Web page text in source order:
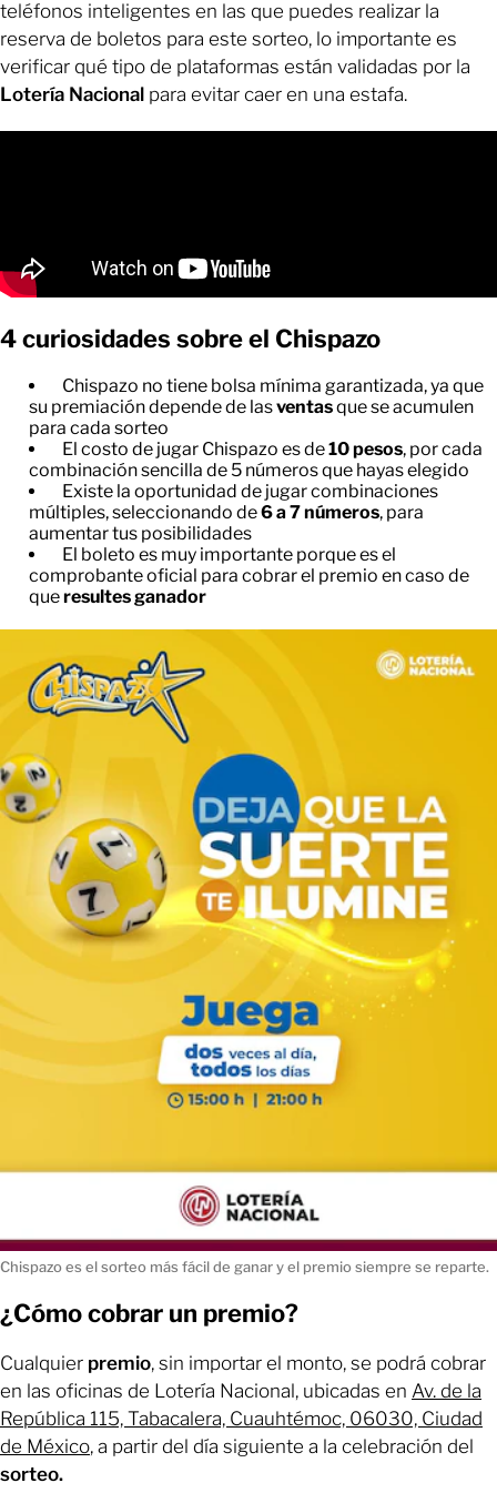
teléfonos inteligentes en las que puedes realizar la
reserva de boletos para este sorteo, lo importante es
verificar qué tipo de plataformas están validadas por la
Lotería Nacional para evitar caer en una estafa.
4 curiosidades sobre el Chispazo
Chispazo no tiene bolsa mínima garantizada, ya que
su premiación depende de lasventasque se acumulen
para cada sorteo
El costo de jugar Chispazo es de10 pesos, por cada
combinación sencilla de 5 números que hayas elegido
Existe la oportunidad de jugar combinaciones
múltiples, seleccionando de6 a 7 números, para
aumentar tus posibilidades
El boleto es muy importante porque es el
comprobante oficial para cobrar el premio en caso de
queresultes ganador
Chispazo es el sorteo más fácil de ganar y el premio siempre se reparte.
¿Cómo cobrar un premio?
Cualquier premio, sin importar el monto, se podrá cobrar
en las oficinas de Lotería Nacional, ubicadas en Av. de la
República 115, Tabacalera, Cuauhtémoc, 06030, Ciudad
de México, a partir del día siguiente a la celebración del
sorteo.